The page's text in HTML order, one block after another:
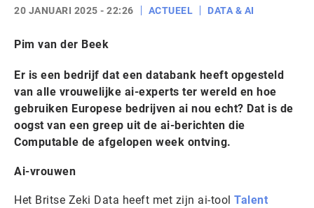
20 JANUARI 2025 - 22:26 ACTUEEL DATA & AI
Pim van der Beek
Er is een bedrijf dat een databank heeft opgesteld
van alle vrouwelijke ai-experts ter wereld en hoe
gebruiken Europese bedrijven ai nou echt? Dat is de
oogst van een greep uit de ai-berichten die
Computable de afgelopen week ontving.
Ai-vrouwen
Het Britse Zeki Data heeft met zijn ai-tool Talent